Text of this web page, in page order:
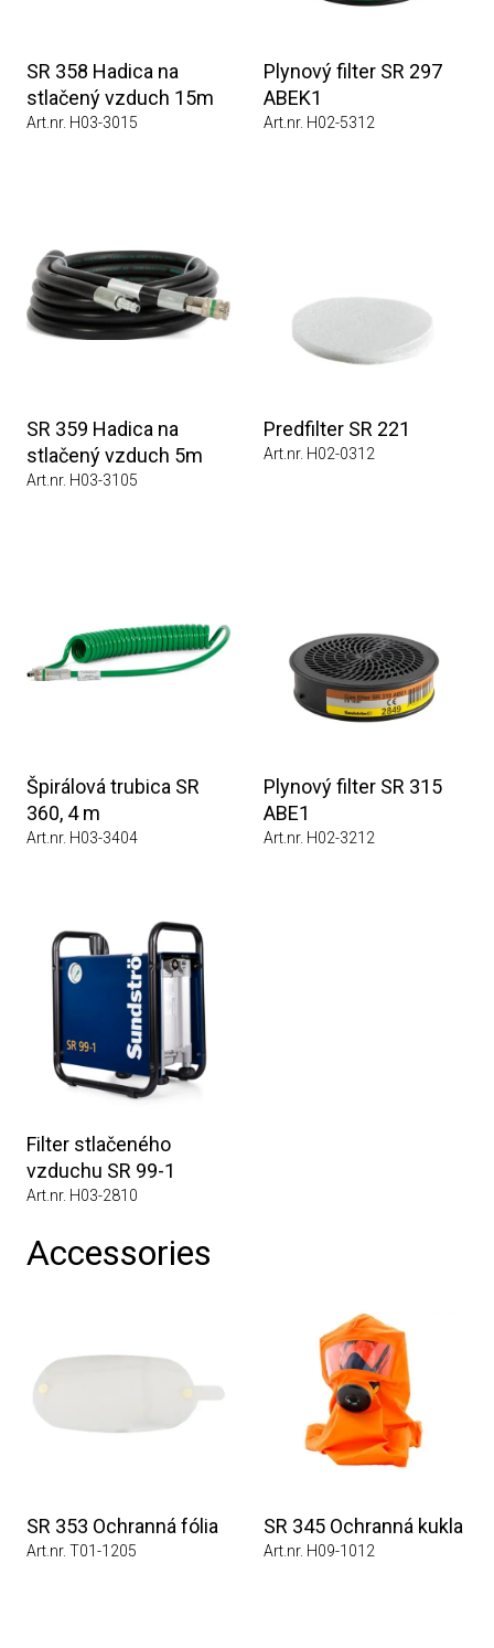
SR 358 Hadica na
stlačený vzduch 15m
Art.nr. H03-3015
Plynový filter SR 297
ABEK1
Art.nr. H02-5312
SR 359 Hadica na
stlačený vzduch 5m
Art.nr. H03-3105
Predfilter SR 221
Art.nr. H02-0312
Špirálová trubica SR
360, 4 m
Art.nr. H03-3404
Plynový filter SR 315
ABE1
Art.nr. H02-3212
Filter stlačeného
vzduchu SR 99-1
Art.nr. H03-2810
Accessories
SR 353 Ochranná fólia
Art.nr. T01-1205
SR 345 Ochranná kukla
Art.nr. H09-1012